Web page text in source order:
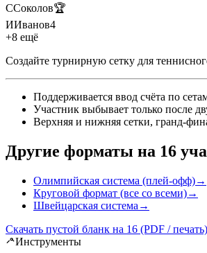
ССоколов🏆
ИИванов4
+8 ещё
Создайте турнирную сетку для
Поддерживается ввод счёта по
Участник выбывает только после
Верхняя и нижняя сетки, гранд-
Другие форматы на 16
Олимпийская система (плей-офф)→
Круговой формат (все со всеми)→
Швейцарская система →
Скачать пустой бланк на 16 (PDF / печать)
Инструменты